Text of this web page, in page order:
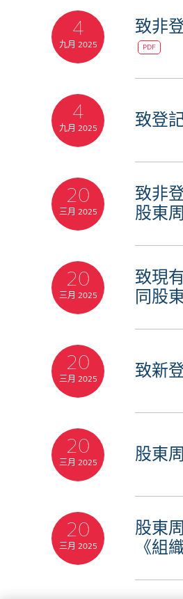
4
九月 2025
致非
PDF
4
九月 2025 致登
20
三月 2025
致非
股東
20
三月 2025
致現
同股
20
三月 2025 致新
20
三月 2025 股東
20
三月 2025
股東
《組